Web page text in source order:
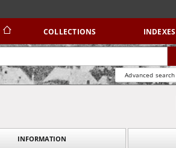
COLLECTIONS INDEXES
Advanced search
INFORMATION